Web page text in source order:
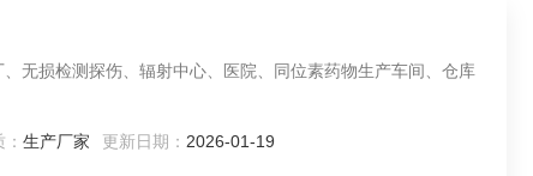
无损检测探伤、辐射中心、医院、同位素药物生产车间、仓库
生产厂家 更新日期： 2026-01-19